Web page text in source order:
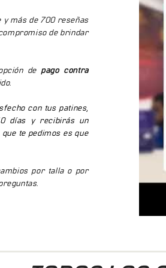
y más de 700 reseñas
de brindar
de pago contra
con tus patines,
días y recibirás un
te pedimos es que
por talla o por